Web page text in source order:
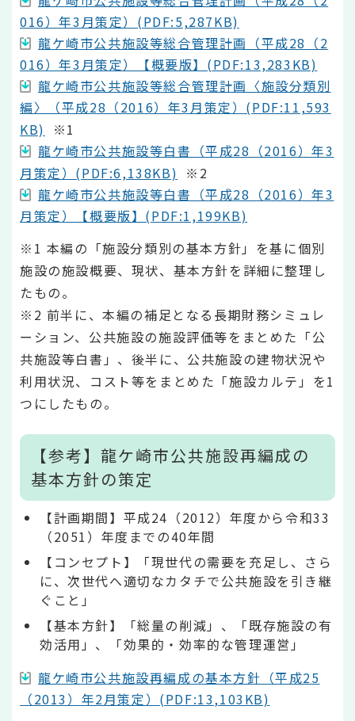
016）年3月策定）(PDF:5,287KB)
龍ケ崎市公共施設等総合管理計画（平成28（2
016）年3月策定）【概要版】(PDF:13,283KB)
龍ケ崎市公共施設等総合管理計画〈施設分類別
編〉（平成28（2016）年3月策定）(PDF:11,593
KB)
※1
龍ケ崎市公共施設等白書（平成28（2016）年3
月策定）(PDF:6,138KB) ※2
龍ケ崎市公共施設等白書（平成28（2016）年3
月策定）【概要版】(PDF:1,199KB)
※1 本編の「施設分類別の基本方針」を基に個別
施設の施設概要、現状、基本方針を詳細に整理し
たもの。
※2 前半に、本編の補足となる長期財務シミュレ
ーション、公共施設の施設評価等をまとめた「公
共施設等白書」、後半に、公共施設の建物状況や
利用状況、コスト等をまとめた「施設カルテ」を1
つにしたもの。
【参考】龍ケ崎市公共施設再編成の
基本方針の策定
【計画期間】平成24（2012）年度から令和33
（2051）年度までの40年間
【コンセプト】「現世代の需要を充足し、さら
に、次世代へ適切なカタチで公共施設を引き継
ぐこと」
【基本方針】「総量の削減」、「既存施設の有
効活用」、「効果的・効率的な管理運営」
龍ケ崎市公共施設再編成の基本方針（平成25
（2013）年2月策定）(PDF:13,103KB)